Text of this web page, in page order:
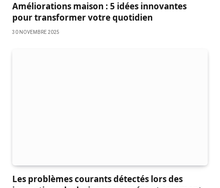
Améliorations maison : 5 idées innovantes
pour transformer votre quotidien
30 NOVEMBRE 2025
Les problèmes courants détectés lors des